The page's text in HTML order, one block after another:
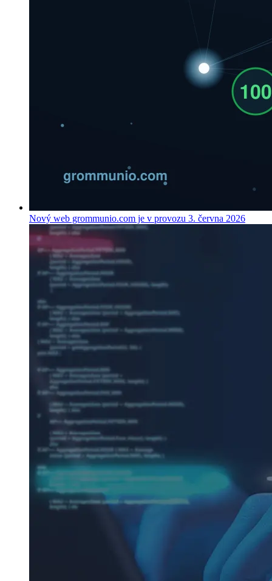
Nový web grommunio.com je v provozu 3. června 2026